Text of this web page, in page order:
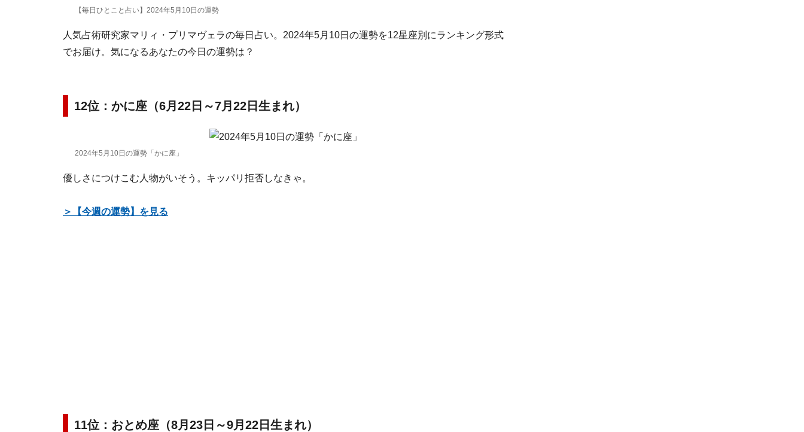
【毎日ひとこと占い】2024年5月10日の運勢
人気占術研究家マリィ・プリマヴェラの毎日占い。2024年5月10日の運勢を12星座別にランキング形式
でお届け。気になるあなたの今日の運勢は？
12位：かに座（6月22日～7月22日生まれ）
2024年5月10日の運勢「かに座」
優しさにつけこむ人物がいそう。キッパリ拒否しなきゃ。
＞【今週の運勢】を見る
11位：おとめ座（8月23日～9月22日生まれ）